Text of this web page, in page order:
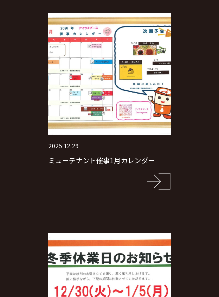
2025.12.29
ミューテナント催事1月カレンダー